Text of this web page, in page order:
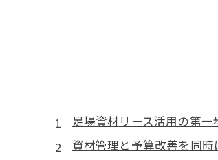
足場資材リース活用の第
資材管理と予算改善を同